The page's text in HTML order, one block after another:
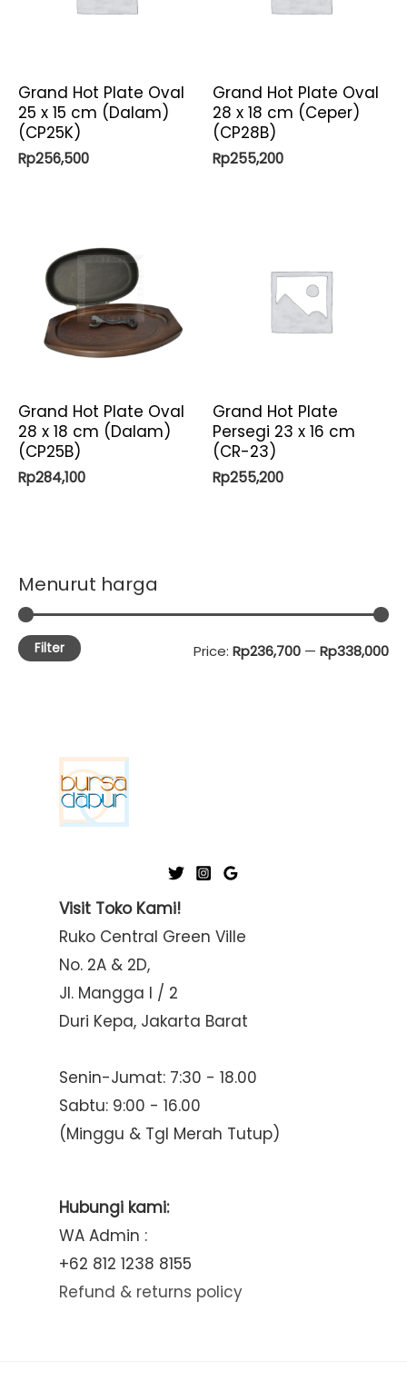
Menurut harga
MM
Filter Price: Rp236,700 — Rp338,000
Grand Hot Plate Oval
25 x 15 cm (Dalam)
(CP25K)
Rp256,500
Grand Hot Plate Oval
28 x 18 cm (Ceper)
(CP28B)
Rp255,200
Grand Hot Plate Oval
28 x 18 cm (Dalam)
(CP25B)
Rp284,100
Grand Hot Plate
Persegi 23 x 16 cm
(CR-23)
Rp255,200
Visit Toko Kami!
Ruko Central Green Ville
No. 2A & 2D,
Jl. Mangga I / 2
Duri Kepa, Jakarta Barat
Senin-Jumat: 7:30 - 18.00
Sabtu: 9:00 - 16.00
(Minggu & Tgl Merah Tutup)
Hubungi kami:
WA Admin :
+62 812 1238 8155
Refund & returns policy